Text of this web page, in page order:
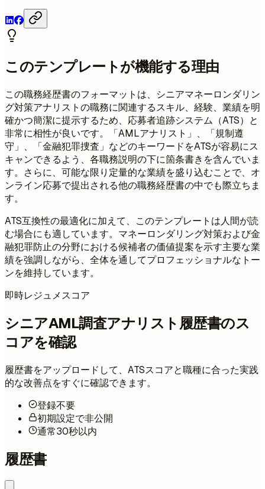
このテンプレートが機能する理由
この職務経歴書のフォーマットは、シニアマネーロンダリン
グ対策アナリストの職務に関連するスキル、経験、業績を明
確かつ簡潔に提示するため、応募者追跡システム（ATS）と
非常に相性が良いです。「AMLアナリスト」、「規制遵
守」、「金融犯罪捜査」などのキーワードをATSが容易にス
キャンできるよう、各職務説明の下に箇条書きを含んでいま
す。さらに、可能な限り定量的な業績を盛り込むことで、オ
ンライン応募で提出される他の職務経歴書の中でも際立ちま
す。
ATS互換性の最適化に加えて、このテンプレートは人間が読
む場合にも適しています。マネーロンダリング対策および金
融犯罪防止の分野における候補者の価値提案を示す主要な業
績を強調しながら、全体を通してプロフェッショナルなトー
ンを維持しています。
即時レジュメスコア
シニアAML調査アナリスト履歴書のス
コアを確認
履歴書をアップロードして、ATSスコアと職種に合った実践
的な改善点をすぐに確認できます。
登録不要
初期設定で非公開
通常30秒以内
履歴書